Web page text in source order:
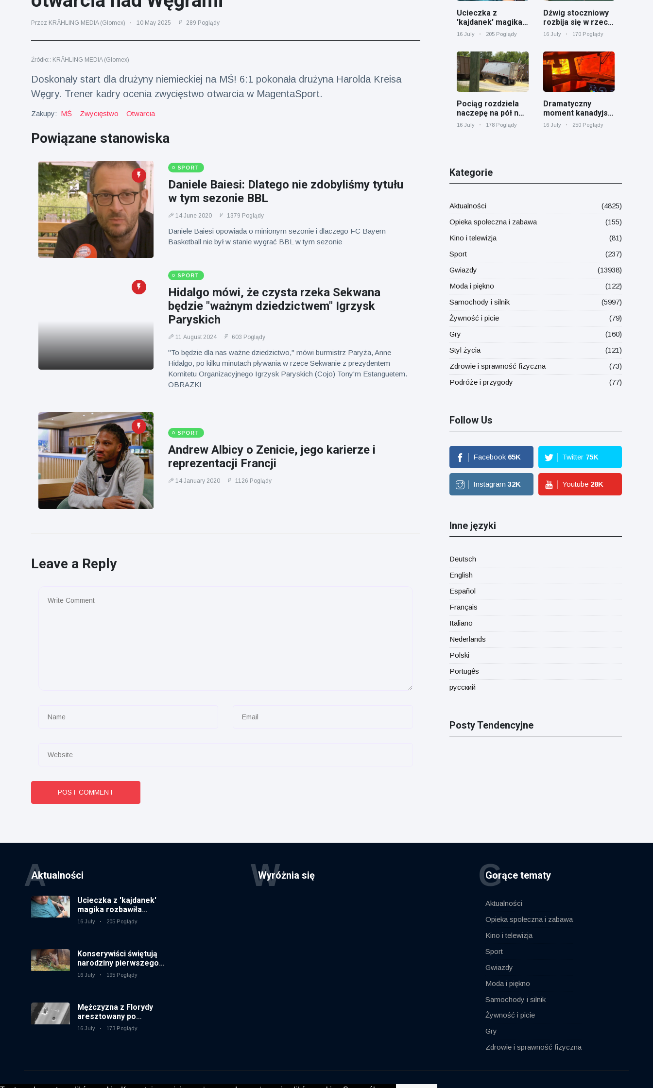
(73)
Najnowsze
wiadomości
Ucieczka z
'kajdanek'
rozbawiła
publiczność
Poglądy
Konserywiści
świętują
narodziny
pierwszego
tapira
nizinne w
brytyjskim
zoo od 14 lat
16 July
Poglądy
Mężczyzna z
Florydy
aresztowany
po odpaleniu
fajerwerków
Poglądy
Przez KRÄHLING MEDIA (Glomex) 10 May 2025 289 Poglądy
Źródło:: KRÄHLING MEDIA (Glomex)
Doskonały start dla drużyny niemieckiej na MŚ! 6:1 pokonała drużyna Harolda Kreisa
Węgry. Trener kadry ocenia zwycięstwo otwarcia w MagentaSport.
Zakupy: MŚ Zwycięstwo Otwarcia
Powiązane stanowiska
SPORT
Daniele Baiesi: Dlatego nie zdobyliśmy tytułu
w tym sezonie BBL
14 June 2020 1379 Poglądy
Daniele Baiesi opowiada o minionym sezonie i dlaczego FC Bayern
Basketball nie był w stanie wygrać BBL w tym sezonie
SPORT
Hidalgo mówi, że czysta rzeka Sekwana
będzie "ważnym dziedzictwem" Igrzysk
Paryskich
11 August 2024 603 Poglądy
"To będzie dla nas ważne dziedzictwo," mówi burmistrz Paryża, Anne
Hidalgo, po kilku minutach pływania w rzece Sekwanie z prezydentem
Komitetu Organizacyjnego Igrzysk Paryskich (Cojo) Tony'm Estanguetem.
OBRAZKI
SPORT
Andrew Albicy o Zenicie, jego karierze i
reprezentacji Francji
14 January 2020 1126 Poglądy
Leave a Reply
POST COMMENT
Ucieczka z
'kajdanek' magika
rozbawiła
16 July 205 Poglądy
Dźwig stoczniowy
rozbija się w rzece
Cooper koło
16 July 170 Poglądy
Pociąg rozdziela
naczepę na pół na
przejeździe
16 July 178 Poglądy
Dramatyczny
moment kanadyjski
pociąg towarowy
16 July 250 Poglądy
Kategorie
Aktualności
(4825)
Opieka społeczna i zabawa
(155)
Kino i telewizja
(81)
Sport
(237)
Gwiazdy
(13938)
Moda i piękno
(122)
Samochody i silnik
(5997)
Żywność i picie
(79)
Gry
(160)
Styl życia
(121)
Zdrowie i sprawność fizyczna
(73)
Podróże i przygody
(77)
Follow Us
Facebook 65K Twitter 75K
Instagram 32K Youtube 28K
Inne języki
Deutsch
English
Español
Français
Italiano
Nederlands
Polski
Portugês
русский
Posty Tendencyjne
Aktualności
A
Ucieczka z 'kajdanek'
magika rozbawiła
publiczność
16 July 205 Poglądy
Konserywiści świętują
narodziny pierwszego
tapira nizinne w
brytyjskim zoo od 14 lat
16 July 195 Poglądy
Mężczyzna z Florydy
aresztowany po
odpaleniu fajerwerków
z jadącego samochodu
16 July 173 Poglądy
Wyróżnia się
W Gorące tematy
G
Aktualności
Opieka społeczna i zabawa
Kino i telewizja
Sport
Gwiazdy
Moda i piękno
Samochody i silnik
Żywność i picie
Gry
Zdrowie i sprawność fizyczna